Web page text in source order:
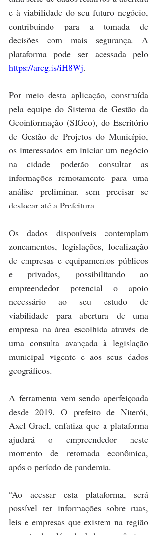
e à viabilidade do seu futuro negócio,
contribuindo para a tomada de
decisões com mais segurança. A
https://arcg.is/iH8Wj.
Por meio desta aplicação, construída
pela equipe do Sistema de Gestão da
Geoinformação (SIGeo), do Escritório
de Gestão de Projetos do Município,
os interessados em iniciar um negócio
na cidade poderão consultar as
informações remotamente para uma
análise preliminar, sem precisar se
deslocar até a Prefeitura.
Os dados disponíveis contemplam
zoneamentos, legislações, localização
de empresas e equipamentos públicos
e privados, possibilitando ao
empreendedor potencial o apoio
necessário ao seu estudo de
viabilidade para abertura de uma
empresa na área escolhida através de
uma consulta avançada à legislação
municipal vigente e aos seus dados
geográficos.
A ferramenta vem sendo aperfeiçoada
desde 2019. O prefeito de Niterói,
Axel Grael, enfatiza que a plataforma
ajudará o empreendedor neste
momento de retomada econômica,
após o período de pandemia.
“Ao acessar esta plataforma, será
possível ter informações sobre ruas,
leis e empresas que existem na região